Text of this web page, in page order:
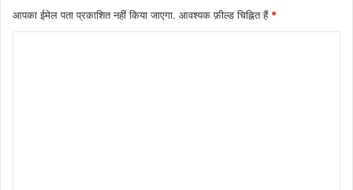
आपका ईमेल पता प्रकाशित नहीं किया जाएगा. आवश्यक फ़ील्ड चिह्नित हैं *